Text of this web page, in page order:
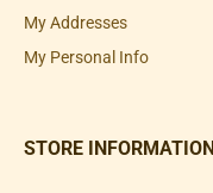
My Addresses
My Personal Info
STORE INFORMATION